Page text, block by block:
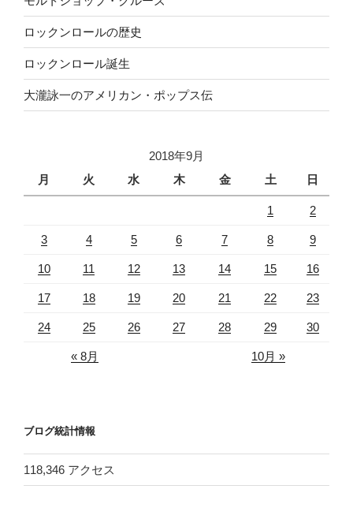
ロックンロールの歴史
ロックンロール誕生
大瀧詠一のアメリカン・ポップス伝
2018年9月
月
火 水 木 金 土 日
1 2
3 4 5 6 7 8 9
10 11 12 13 14 15 16
17 18 19 20 21 22 23
24 25 26 27 28 29 30
« 8月 10月 »
ブログ統計情報
118,346 アクセス